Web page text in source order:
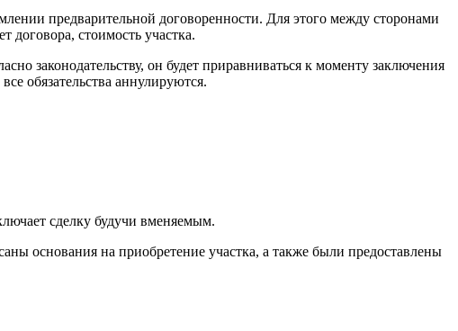
предварительной договоренности. Для этого между сторонами
договора, стоимость участка.
законодательству, он будет приравниваться к моменту заключения
обязательства аннулируются.
сделку будучи вменяемым.
основания на приобретение участка, а также были предоставлены